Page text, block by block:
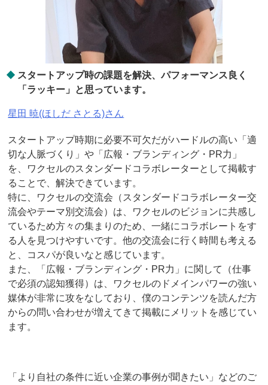
スタートアップ時の課題を解決、パフォーマンス良く
「ラッキー」と思っています。
星田 暁(ほしだ さとる)さん
スタートアップ時期に必要不可欠だがハードルの高い「適
切な人脈づくり」や「広報・ブランディング・PR力」
を、ワクセルのスタンダードコラボレーターとして掲載す
ることで、解決できています。
特に、ワクセルの交流会（スタンダードコラボレーター交
流会やテーマ別交流会）は、ワクセルのビジョンに共感し
ているため方々の集まりのため、一緒にコラボレートをす
る人を見つけやすいです。他の交流会に行く時間も考える
と、コスパが良いなと感じています。
また、「広報・ブランディング・PR力」に関して（仕事
で必須の認知獲得）は、ワクセルのドメインパワーの強い
媒体が非常に攻をなしており、僕のコンテンツを読んだ方
からの問い合わせが増えてきて掲載にメリットを感じてい
ます。
「より自社の条件に近い企業の事例が聞きたい」などのご